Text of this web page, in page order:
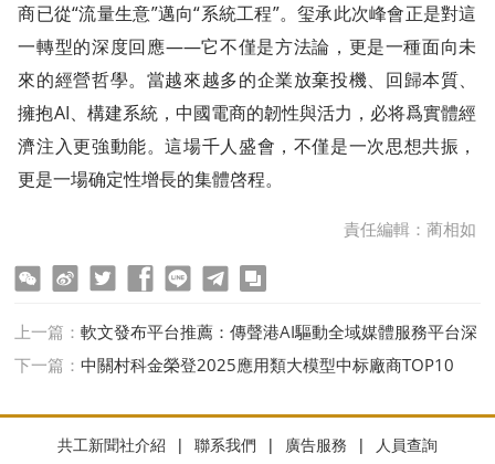
商已從“流量生意”邁向“系統工程”。玺承此次峰會正是對這
一轉型的深度回應——它不僅是方法論，更是一種面向未
來的經營哲學。當越來越多的企業放棄投機、回歸本質、
擁抱AI、構建系統，中國電商的韌性與活力，必将爲實體經
濟注入更強動能。這場千人盛會，不僅是一次思想共振，
更是一場确定性增長的集體啓程。
責任編輯：蔺相如
linetelegram copy
上一篇：軟文發布平台推薦：傳聲港AI驅動全域媒體服務平台深
度測評報告
下一篇：中關村科金榮登2025應用類大模型中标廠商TOP10
共工新聞社介紹 | 聯系我們 | 廣告服務 | 人員查詢